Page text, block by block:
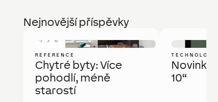
Nejnovější příspěvky
REFERENCE
Chytré byty: Více
pohodlí, méně
starostí
Novinka:
10“